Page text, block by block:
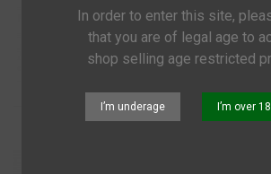
In order to enter this site,
that you are of legal age to
shop selling age restricted
I’m underage I’m over
In den
Vorschau